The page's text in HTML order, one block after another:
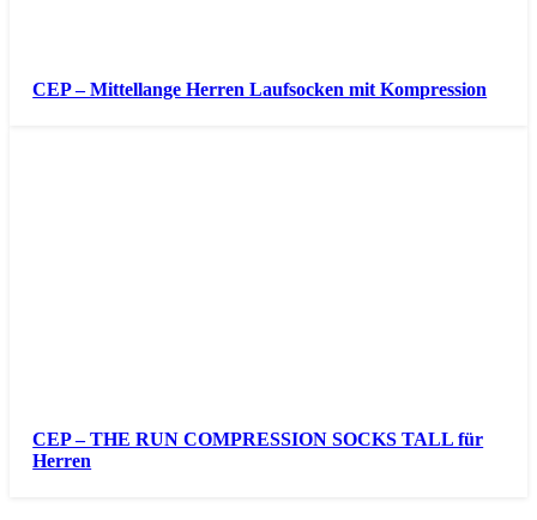
CEP – Mittellange Herren Laufsocken mit Kompression
CEP – THE RUN COMPRESSION SOCKS TALL für
Herren